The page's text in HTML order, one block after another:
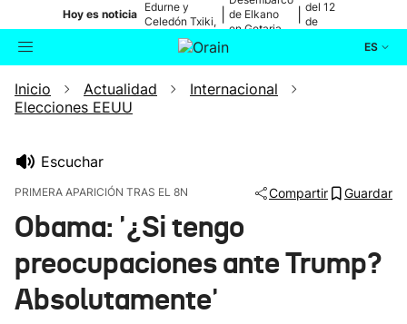
Hoy es noticia
Edurne y
Celedón Txiki,
en directo
de Elkano
en Getaria
del 12
de
ES
Buscador Actualidad
Cultura
Ikusmiran
Eguraldia
Inicio Actualidad
Internacional
Elecciones EEUU
Escuchar
PRIMERA APARICIÓN TRAS EL 8N Compartir Guardar
Obama: '¿Si tengo
preocupaciones ante Trump?
Absolutamente'